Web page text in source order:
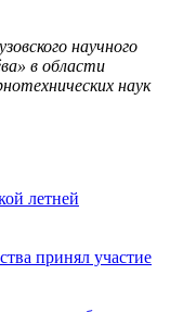
научного
в области
наук
летней
принял участие